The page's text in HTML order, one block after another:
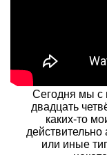
Сегодня мы с
двадцать
каких-то
действительно
или иные